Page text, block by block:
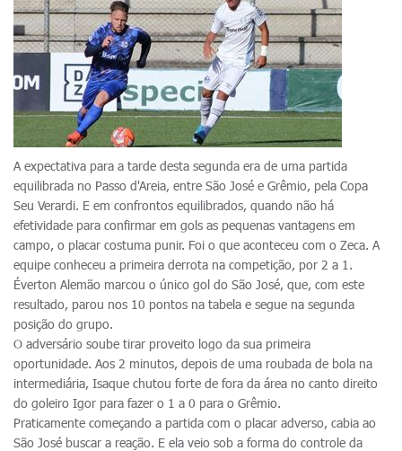
A expectativa para a tarde desta segunda era de uma partida
equilibrada no Passo d'Areia, entre São José e Grêmio, pela Copa
Seu Verardi. E em confrontos equilibrados, quando não há
efetividade para confirmar em gols as pequenas vantagens em
campo, o placar costuma punir. Foi o que aconteceu com o Zeca. A
equipe conheceu a primeira derrota na competição, por 2 a 1.
Éverton Alemão marcou o único gol do São José, que, com este
resultado, parou nos 10 pontos na tabela e segue na segunda
posição do grupo.
O adversário soube tirar proveito logo da sua primeira
oportunidade. Aos 2 minutos, depois de uma roubada de bola na
intermediária, Isaque chutou forte de fora da área no canto direito
do goleiro Igor para fazer o 1 a 0 para o Grêmio.
Praticamente começando a partida com o placar adverso, cabia ao
São José buscar a reação. E ela veio sob a forma do controle da